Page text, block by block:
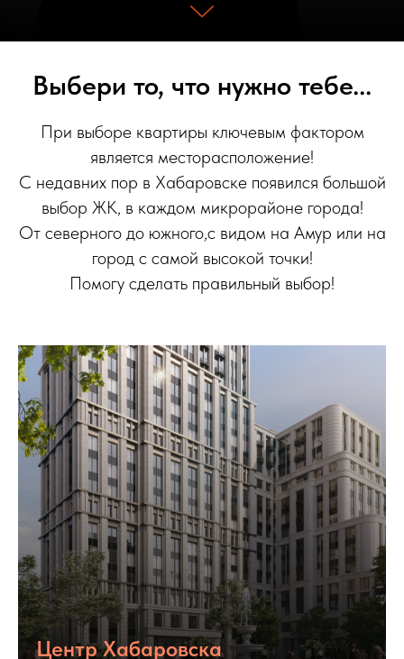
Выбери то, что нужно тебе...
При выборе квартиры ключевым фактором
является месторасположение!
С недавних пор в Хабаровске появился большой
выбор ЖК, в каждом микрорайоне города!
От северного до южного,с видом на Амур или на
город с самой высокой точки!
Помогу сделать правильный выбор!
Центр Хабаровска